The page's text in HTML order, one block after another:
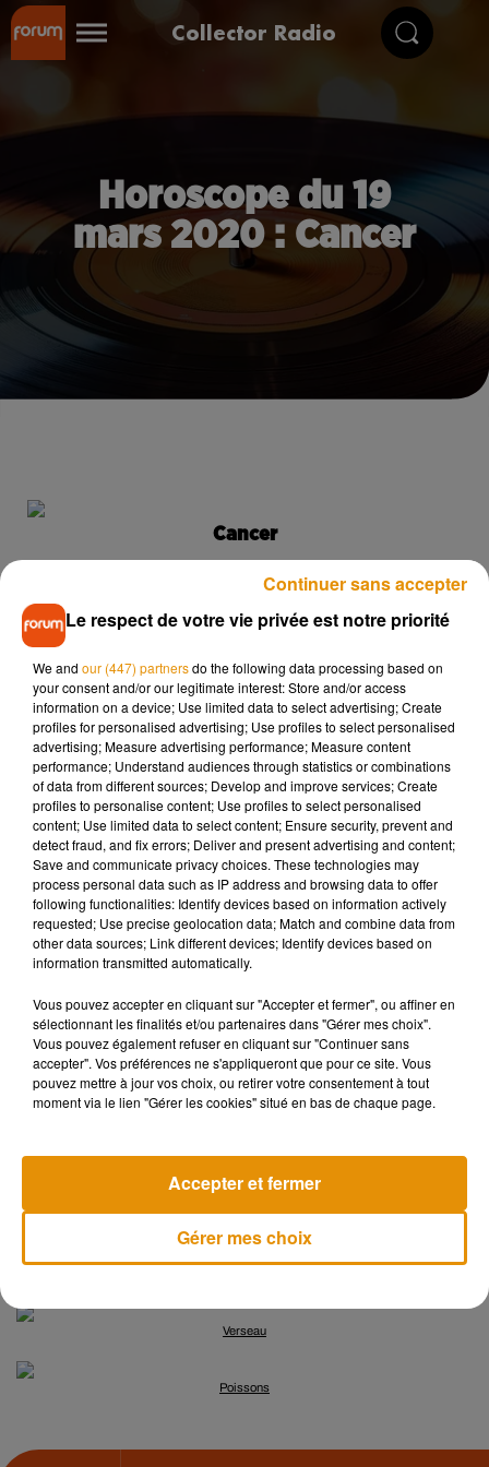
Collector Radio
Horoscope du 19
mars 2020 : Cancer
Cancer
Décidément, ça ne passe pas avec
la nouvelle chérie de votre ami ! Il va
falloir apprendre à partager !
Bélier
Taureau
Cancer
Vierge
Balance
Scorpion
Sagittaire
Verseau
Poissons
Le respect de votre vie privée est notre priorité
We and our (447) partnersdo the following data processing based on
your consent and/or our legitimate interest: Store and/or access
information on a device; Use limited data to select advertising; Create
profiles for personalised advertising; Use profiles to select personalised
advertising; Measure advertising performance; Measure content
performance; Understand audiences through statistics or combinations
of data from different sources; Develop and improve services; Create
profiles to personalise content; Use profiles to select personalised
content; Use limited data to select content; Ensure security, prevent and
detect fraud, and fix errors; Deliver and present advertising and content;
Save and communicate privacy choices. These technologies may
process personal data such as IP address and browsing data to offer
following functionalities: Identify devices based on information actively
requested; Use precise geolocation data; Match and combine data from
other data sources; Link different devices; Identify devices based on
information transmitted automatically.
Vous pouvez accepter en cliquant sur "Accepter et fermer", ou affiner en
sélectionnant les finalités et/ou partenaires dans "Gérer mes choix".
Vous pouvez également refuser en cliquant sur "Continuer sans
accepter". Vos préférences ne s'appliqueront que pour ce site. Vous
pouvez mettre à jour vos choix, ou retirer votre consentement à tout
moment via le lien "Gérer les cookies" situé en bas de chaque page.
Gérer mes choix
Accepter et fermer
Continuer sans accepter